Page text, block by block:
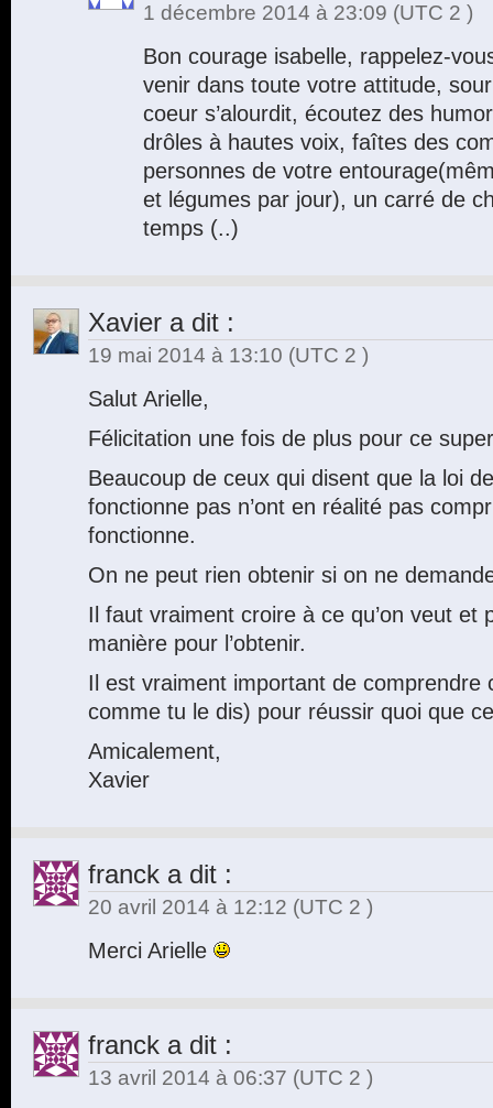
1 décembre 2014 à 23:09 (UTC 2 )
Bon courage isabelle, rappelez-
venir dans toute votre attitude,
coeur s’alourdit, écoutez des
drôles à hautes voix, faîtes des
personnes de votre
et légumes par jour), un carré de
temps (..)
Xavier a dit :
19 mai 2014 à 13:10 (UTC 2 )
Salut Arielle,
Félicitation une fois de plus pour ce
Beaucoup de ceux qui disent que la loi
fonctionne pas n’ont en réalité pas
fonctionne.
On ne peut rien obtenir si on ne
Il faut vraiment croire à ce qu’on veut et
manière pour l’obtenir.
Il est vraiment important de comprendre
comme tu le dis) pour réussir quoi que
Amicalement,
Xavier
franck a dit :
20 avril 2014 à 12:12 (UTC 2 )
Merci Arielle
franck a dit :
13 avril 2014 à 06:37 (UTC 2 )